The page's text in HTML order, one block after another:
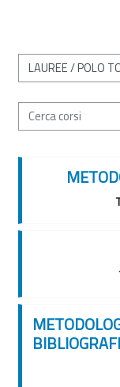
Categorie di corso
Cerca corsi